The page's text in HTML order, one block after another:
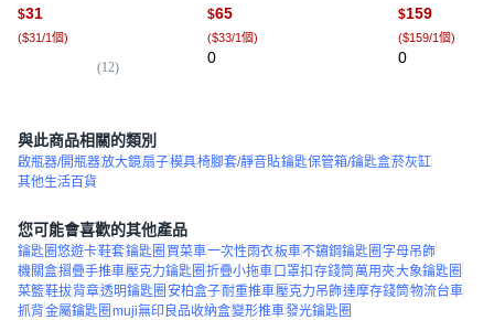
$31
($31/1個)
(12)
$65
($33/1個)
0
$159
($159/1個)
0
與此商品相關的類別
啟瓶器/開瓶器放大鏡扇子模具椅腳套/靜音貼鑰匙保管箱/鑰匙盒菸灰缸
其他生活百貨
您可能會喜歡的其他產品
鑰匙圈悠遊卡鞋套鑰匙圈 買菜車一次性雨衣板車不鏽鋼鑰匙圈 字母吊飾
機關盒摺疊手推車壓克力鑰匙圈 折疊小拖車 口罩扣 存錢筒萬用夾大象鑰匙圈
菜籃鞋拔背章透明鑰匙圈 安柏盒子耐重推車壓克力吊飾達摩存錢筒物流台車
抓背金屬鑰匙圈 muji無印良品收納盒變形推車發光鑰匙圈